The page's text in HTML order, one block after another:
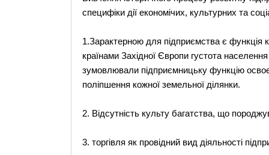
специфіки дії економічих, культурних та
1.Зарактерною для підприємства є функція
країнами Західної Європи густота
зумовлювали підприємницьку функцію
поліпшення кожної земельної ділянки.
2. Відсутність культу багатства, що
3. торгівля як провідний вид діяльності